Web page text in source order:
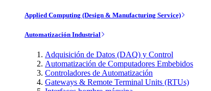
Applied Computing (Design & Manufacturing Service)
Automatización Industrial
Adquisición de Datos (DAQ) y Control
Automatización de Computadores Embebidos
Controladores de Automatización
Gateways & Remote Terminal Units (RTUs)